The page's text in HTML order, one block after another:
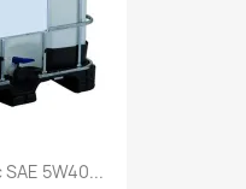
5W40...